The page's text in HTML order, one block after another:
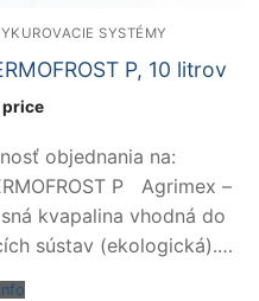
SYSTÉMY
P, 10 litrov
price
objednania na:
P Agrimex –
kvapalina vhodná do
sústav (ekologická).…